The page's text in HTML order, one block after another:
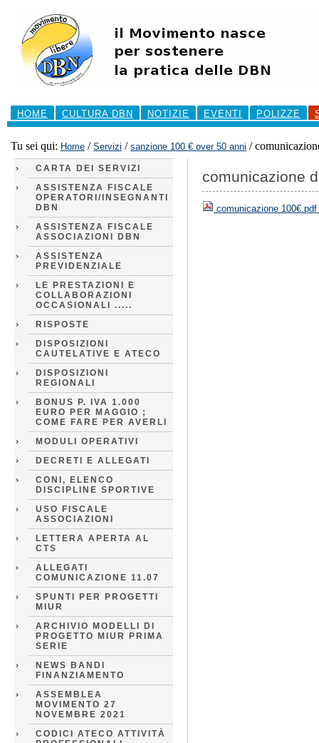
contenuti.
navigazione
Sezioni
HOME
CULTURA DBN NOTIZIE EVENTI POLIZZE
Tu sei qui: Home / Servizi / sanzione 100 € over 50 anni /
CARTA DEI SERVIZI
ASSISTENZA FISCALE
OPERATORI/INSEGNANTI
DBN
ASSISTENZA FISCALE
ASSOCIAZIONI DBN
ASSISTENZA
PREVIDENZIALE
LE PRESTAZIONI E
COLLABORAZIONI
OCCASIONALI .....
RISPOSTE
DISPOSIZIONI
CAUTELATIVE E ATECO
DISPOSIZIONI
REGIONALI
BONUS P. IVA 1.000
EURO PER MAGGIO ;
COME FARE PER AVERLI
MODULI OPERATIVI
DECRETI E ALLEGATI
CONI, ELENCO
DISCIPLINE SPORTIVE
USO FISCALE
ASSOCIAZIONI
LETTERA APERTA AL
CTS
ALLEGATI
COMUNICAZIONE 11.07
SPUNTI PER PROGETTI
MIUR
ARCHIVIO MODELLI DI
PROGETTO MIUR PRIMA
SERIE
NEWS BANDI
FINANZIAMENTO
ASSEMBLEA
MOVIMENTO 27
NOVEMBRE 2021
CODICI ATECO ATTIVITÀ
comunicazione
comunicazione 100€.pdf